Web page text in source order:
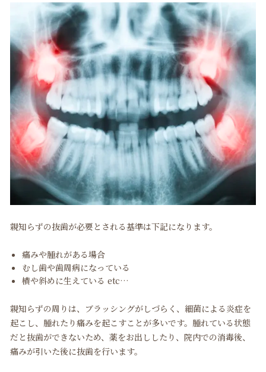
親知らずの抜歯が必要とされる基準は下記になります。
痛みや腫れがある場合
むし歯や歯周病になっている
横や斜めに生えている etc…
親知らずの周りは、ブラッシングがしづらく、細菌による炎症を
起こし、腫れたり痛みを起こすことが多いです。腫れている状態
だと抜歯ができないため、薬をお出ししたり、院内での消毒後、
痛みが引いた後に抜歯を行います。